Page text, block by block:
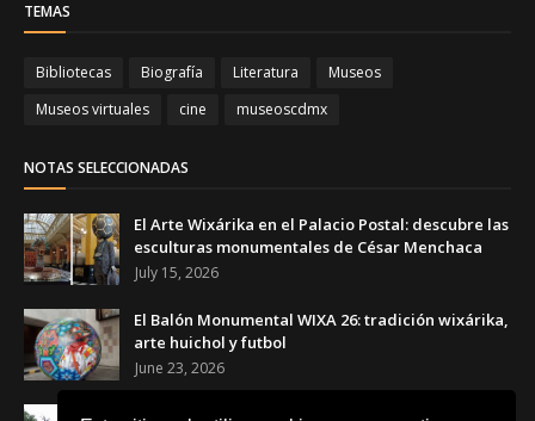
TEMAS
Bibliotecas Biografía Literatura
Museos
Museos virtuales
cine museoscdmx
NOTAS SELECCIONADAS
El Arte Wixárika en el Palacio Postal: descubre las
esculturas monumentales de César Menchaca
July 15, 2026
El Balón Monumental WIXA 26: tradición wixárika,
arte huichol y futbol
June 23, 2026
Canchas Desiguales en el Museo Tamayo: el arte